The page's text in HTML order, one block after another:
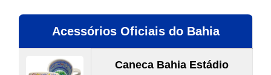
Acessórios Oficiais do Bahia
Caneca Bahia Estádio